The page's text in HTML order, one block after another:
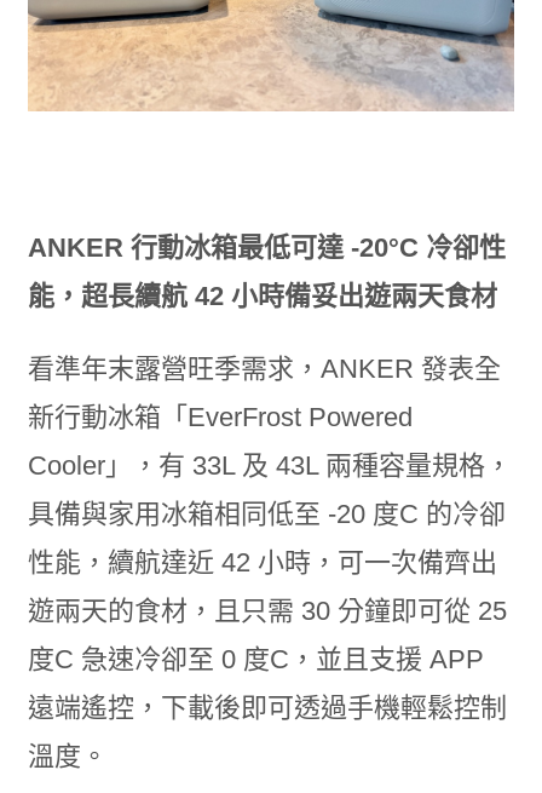
ANKER 行動冰箱最低可達 -20°C 冷卻性
能，超長續航 42 小時備妥出遊兩天食材
看準年末露營旺季需求，ANKER 發表全
新行動冰箱「EverFrost Powered
Cooler」，有 33L 及 43L 兩種容量規格，
具備與家用冰箱相同低至 -20 度C 的冷卻
性能，續航達近 42 小時，可一次備齊出
遊兩天的食材，且只需 30 分鐘即可從 25
度C 急速冷卻至 0 度C，並且支援 APP
遠端遙控，下載後即可透過手機輕鬆控制
溫度。